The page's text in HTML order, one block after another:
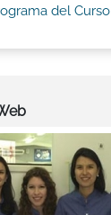
del Curso